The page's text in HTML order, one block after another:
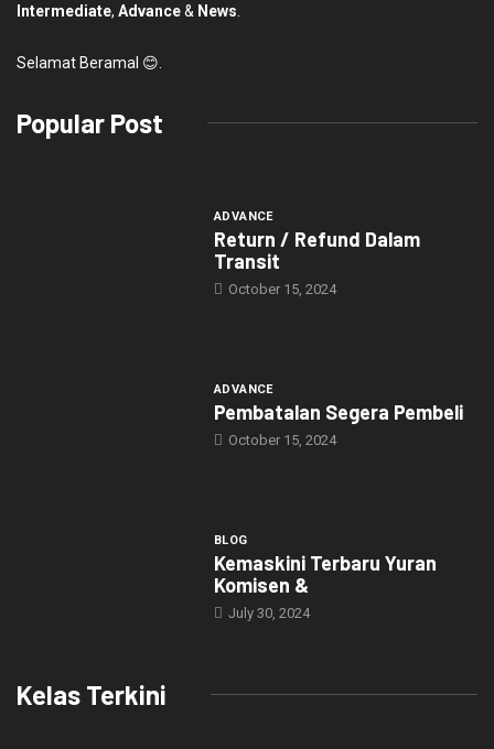
Intermediate, Advance& News
Selamat Beramal 😊.
Popular Post
ADVANCE
Return / Refund Dalam
Transit
October 15, 2024
ADVANCE
Pembatalan Segera Pembeli
October 15, 2024
BLOG
Kemaskini Terbaru Yuran
Komisen &
July 30, 2024
Kelas Terkini